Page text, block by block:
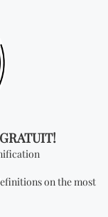
pour
aux prix